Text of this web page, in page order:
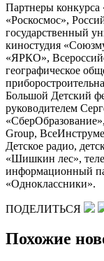
Партнеры
«Роскосмос»,
государственный
киностудия
«ЯРКО»,
географическое
Большой Детский
руководителем
Group,
Детское радио,
«Шишкин лес»,
информационный
«Одноклассники».
ПОДЕЛИТЬСЯ
Похожие